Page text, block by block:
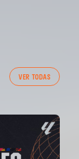
VER TODAS